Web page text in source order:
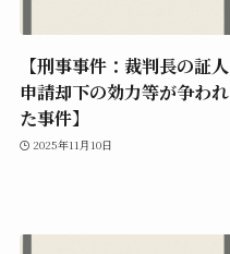
【刑事事件：裁判長の証人
申請却下の効力等が争われ
た事件】
2025年11月10日